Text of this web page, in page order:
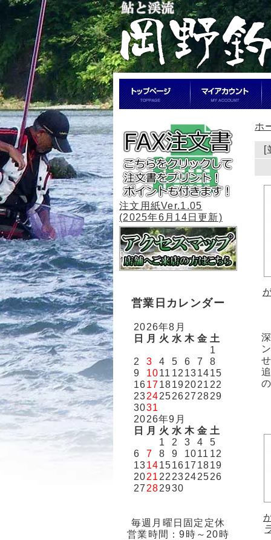
注文用紙Ver.1.05
(2025年6月14日更新)
営業日カレンダー
2026年8月
日
月 火 水 木 金 土
1
2
3 4 5 6 7
8
9
1011 12 131415
161718192021 22
2324252627 2829
3031
2026年9月
日
月 火 水 木 金 土
1
2 3 4
5
6
7 8 9 1011 12
1314151617 1819
2021 22 23242526
27 282930
毎週月曜日固定定休
営業時間：9時～20時
ホ
[